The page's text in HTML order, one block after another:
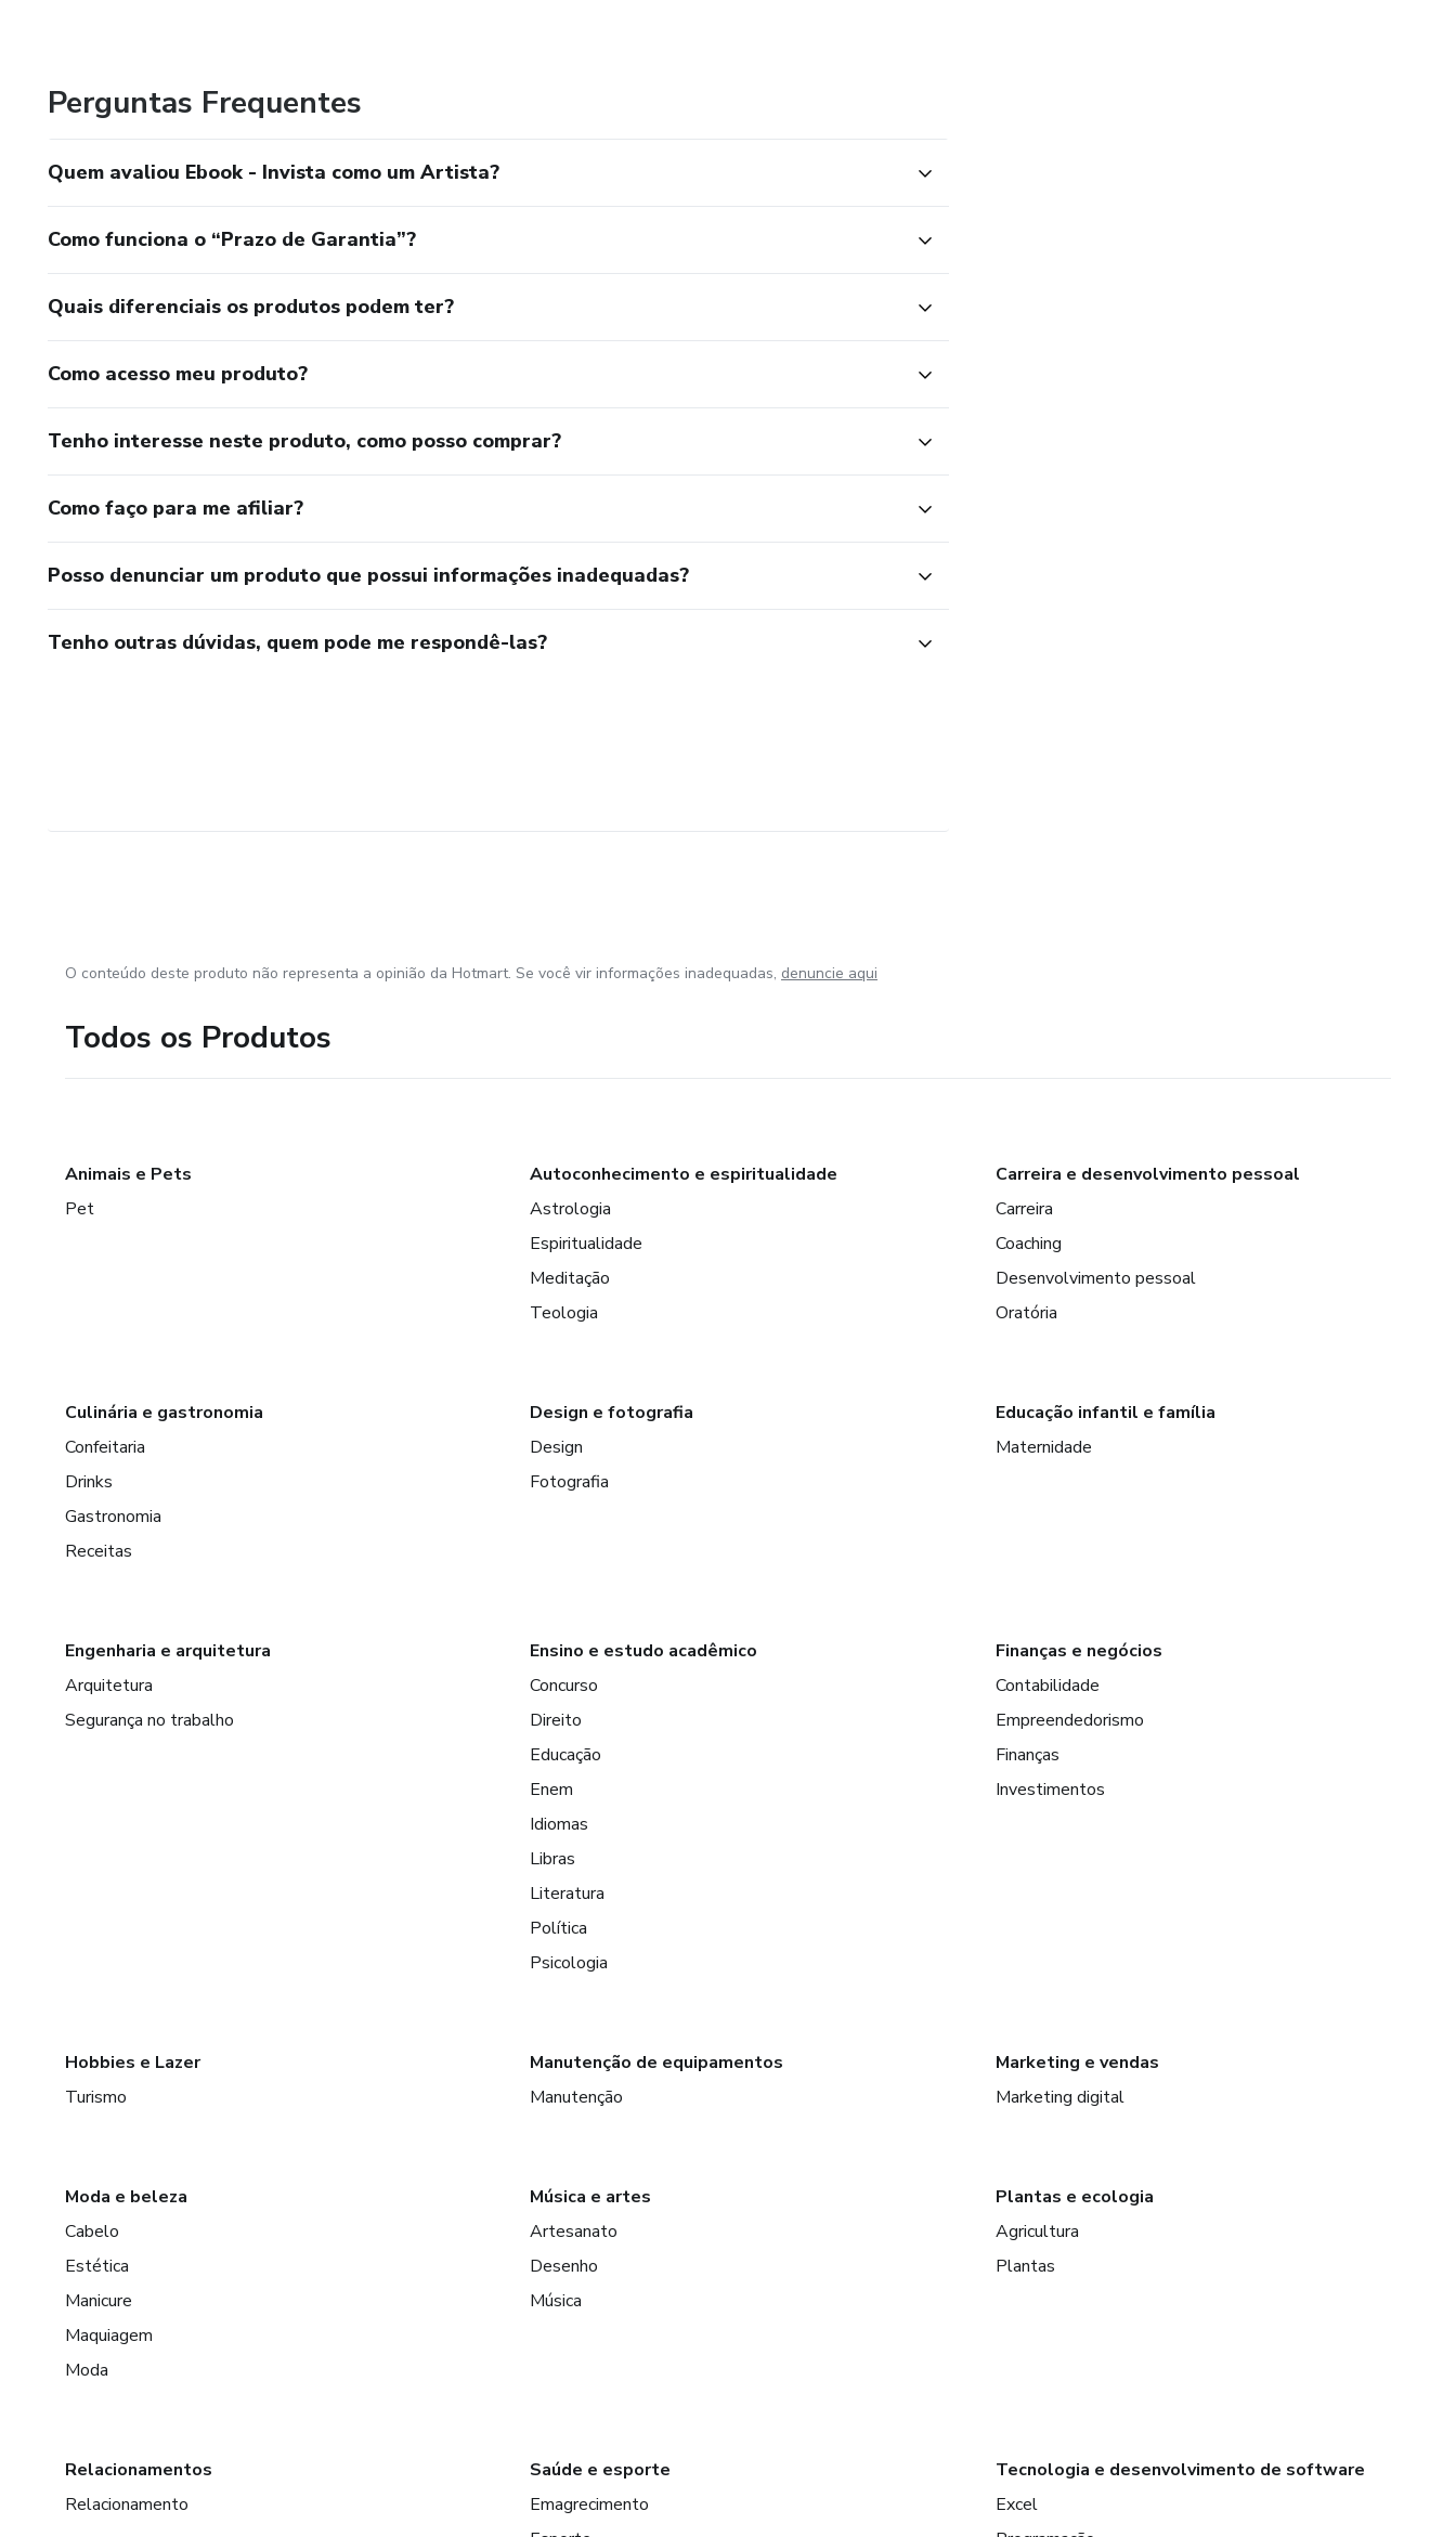
Perguntas Frequentes
Quem avaliou Ebook - Invista como um Artista?
Como funciona o “Prazo de Garantia”?
Quais diferenciais os produtos podem ter?
Como acesso meu produto?
Tenho interesse neste produto, como posso comprar?
Como faço para me afiliar?
Posso denunciar um produto que possui informações inadequadas?
Tenho outras dúvidas, quem pode me respondê-las?
O conteúdo deste produto não representa a opinião da Hotmart. Se você vir informações inadequadas, denuncie aqui
Todos os Produtos
Animais e Pets
Pet
Autoconhecimento e espiritualidade
Astrologia
Espiritualidade
Meditação
Teologia
Carreira e desenvolvimento pessoal
Carreira
Coaching
Desenvolvimento pessoal
Oratória
Culinária e gastronomia
Confeitaria
Drinks
Gastronomia
Receitas
Design e fotografia
Design
Fotografia
Educação infantil e família
Maternidade
Engenharia e arquitetura
Arquitetura
Segurança no trabalho
Ensino e estudo acadêmico
Concurso
Direito
Educação
Enem
Idiomas
Libras
Literatura
Política
Psicologia
Finanças e negócios
Contabilidade
Empreendedorismo
Finanças
Investimentos
Hobbies e Lazer
Turismo
Manutenção de equipamentos
Manutenção
Marketing e vendas
Marketing digital
Moda e beleza
Cabelo
Estética
Manicure
Maquiagem
Moda
Música e artes
Artesanato
Desenho
Música
Plantas e ecologia
Agricultura
Plantas
Relacionamentos
Relacionamento
Saúde e esporte
Emagrecimento
Tecnologia e desenvolvimento de software
Excel